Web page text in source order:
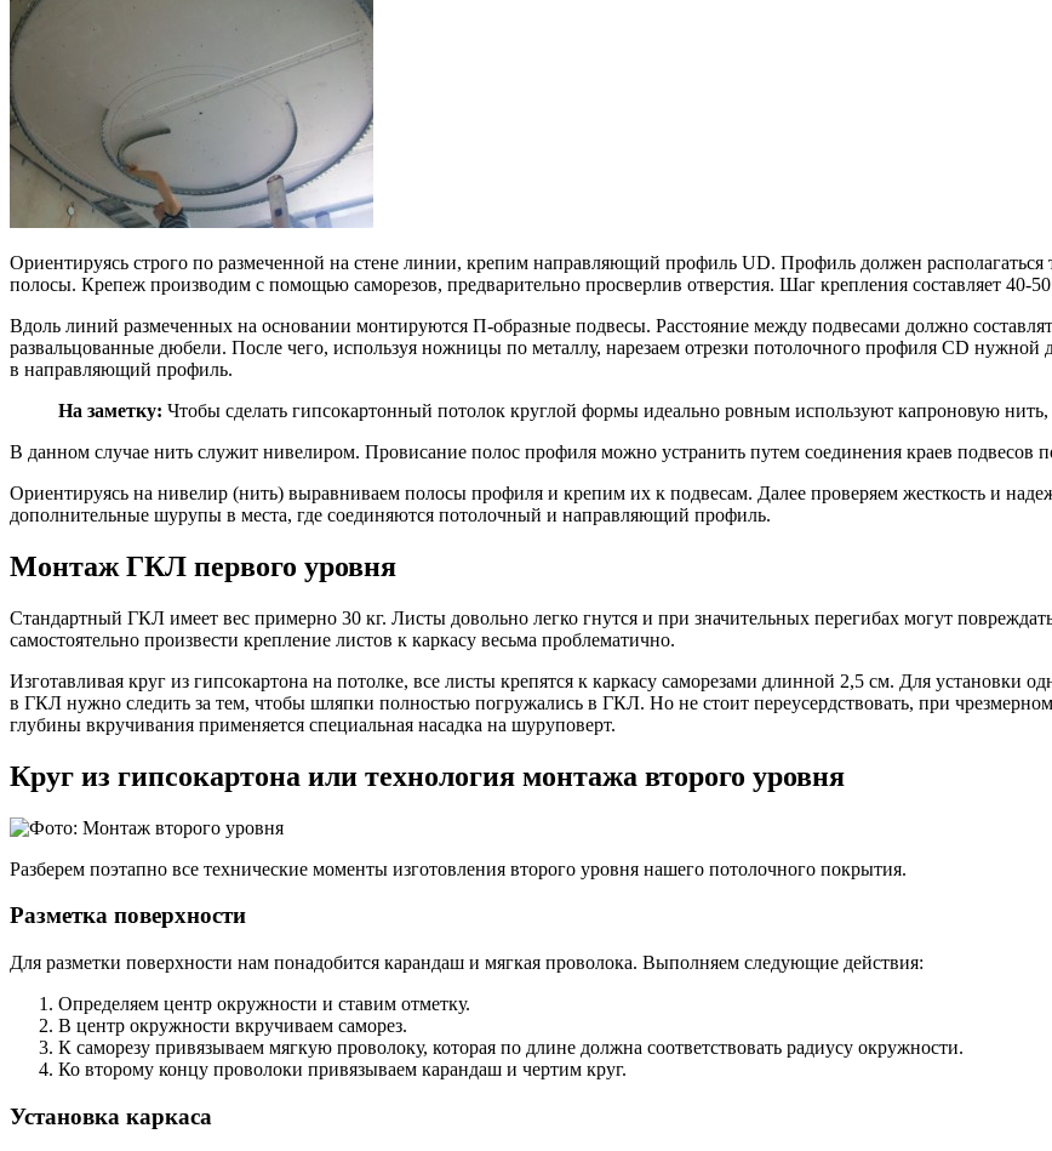
Ориентируясь строго по размеченной на стене линии, крепим направляющий профиль UD. Профиль должен
полосы. Крепеж производим с помощью саморезов, предварительно просверлив отверстия. Шаг крепления составляет 40-
Вдоль линий размеченных на основании монтируются П-образные подвесы. Расстояние между подвесами должно
развальцованные дюбели. После чего, используя ножницы по металлу, нарезаем отрезки потолочного профиля CD
в направляющий профиль.
На заметку: Чтобы сделать гипсокартонный потолок круглой формы идеально ровным используют капроновую
В данном случае нить служит нивелиром. Провисание полос профиля можно устранить путем соединения краев подвесов
Ориентируясь на нивелир (нить) выравниваем полосы профиля и крепим их к подвесам. Далее проверяем жесткость и
дополнительные шурупы в места, где соединяются потолочный и направляющий профиль.
Монтаж ГКЛ первого уровня
Стандартный ГКЛ имеет вес примерно 30 кг. Листы довольно легко гнутся и при значительных перегибах могут
самостоятельно произвести крепление листов к каркасу весьма проблематично.
Изготавливая круг из гипсокартона на потолке, все листы крепятся к каркасу саморезами длинной 2,5 см. Для установки
в ГКЛ нужно следить за тем, чтобы шляпки полностью погружались в ГКЛ. Но не стоит переусердствовать, при
глубины вкручивания применяется специальная насадка на шуруповерт.
Круг из гипсокартона или технология монтажа второго уровня
Разберем поэтапно все технические моменты изготовления второго уровня нашего потолочного покрытия.
Разметка поверхности
Для разметки поверхности нам понадобится карандаш и мягкая проволока. Выполняем следующие действия:
Определяем центр окружности и ставим отметку.
В центр окружности вкручиваем саморез.
К саморезу привязываем мягкую проволоку, которая по длине должна соответствовать радиусу окружности.
Ко второму концу проволоки привязываем карандаш и чертим круг.
Установка каркаса